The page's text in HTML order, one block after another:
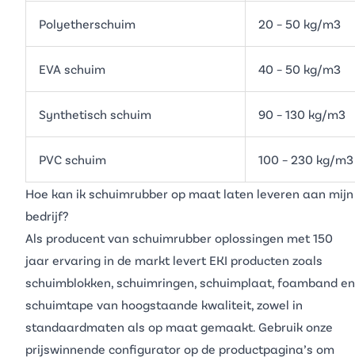
Polyetherschuim 20 – 50 kg/m3
EVA schuim 40 – 50 kg/m3
Synthetisch schuim 90 – 130 kg/m3
PVC schuim 100 – 230 kg/m3
Hoe kan ik schuimrubber op maat laten leveren aan mijn
bedrijf?
Als producent van schuimrubber oplossingen met 150
jaar ervaring in de markt levert EKI producten zoals
schuimblokken, schuimringen, schuimplaat, foamband en
schuimtape van hoogstaande kwaliteit, zowel in
standaardmaten als op maat gemaakt. Gebruik onze
prijswinnende configurator op de productpagina’s om